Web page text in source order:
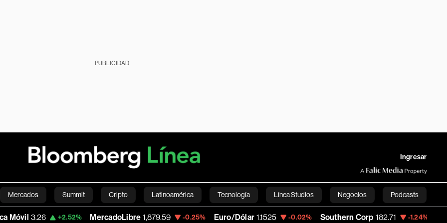
PUBLICIDAD
Ingresar
Mercados Summit Cripto Latinoamérica Tecnología Línea Studios Negocios Podcasts
Economía Estilo de vida Mundo Videos English
+2.52% MercadoLibre 1,879.59 -0.25% Euro/Dólar 1.1525 -0.02% Southern Corp 182.71 -1.24% Copa